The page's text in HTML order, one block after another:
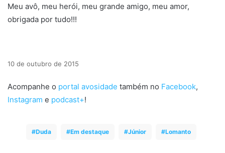
Meu avô, meu herói, meu grande amigo, meu amor,
obrigada por tudo!!!
10 de outubro de 2015
Acompanhe o portal avosidade também no Facebook,
Instagram e podcast+!
Duda Em destaque Júnior Lomanto